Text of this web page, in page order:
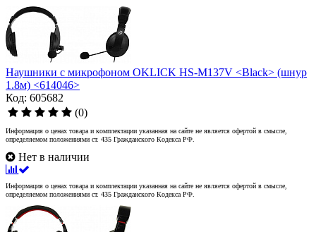
Наушники с микрофоном OKLICK HS-M137V <Black> (шнур
1.8м) <614046>
Код: 605682
(0)
Информация о ценах товара и комплектации указанная на сайте не является офертой в смысле,
определяемом положениями ст. 435 Гражданского Кодекса РФ.
Нет в наличии
Информация о ценах товара и комплектации указанная на сайте не является офертой в смысле,
определяемом положениями ст. 435 Гражданского Кодекса РФ.